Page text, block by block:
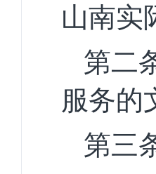
山南实
第二
服务的
第三